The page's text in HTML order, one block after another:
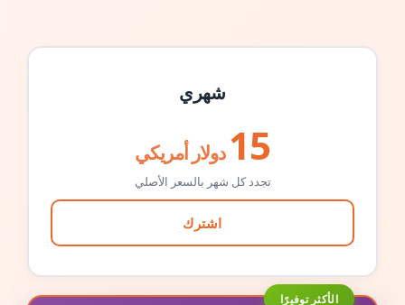
شهري
15 دولار أمريكي
تجدد كل شهر بالسعر الأصلي
اشترك
الأكثر توفيرًا